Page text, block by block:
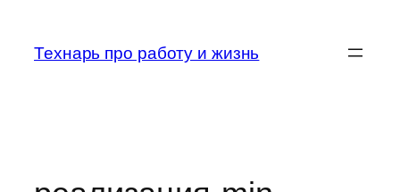
содержимому
Технарь про работу и жизнь